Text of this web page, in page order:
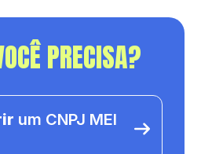
PRECISA?
um CNPJ MEI